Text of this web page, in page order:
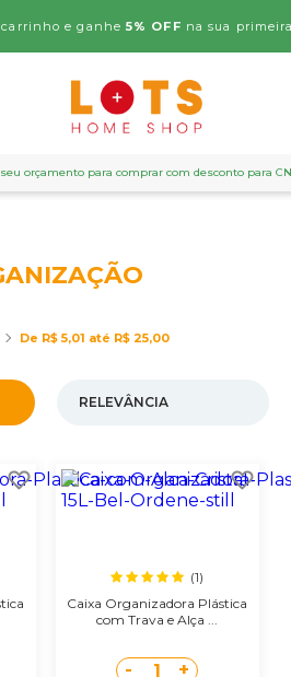
carrinho e ganhe5% OFF na sua
orçamento para comprar com desconto para
De R$ 5,01 até R$ 25,00
(1)
Caixa Organizadora Plástica
com Trava e Alça ...
- 1 +